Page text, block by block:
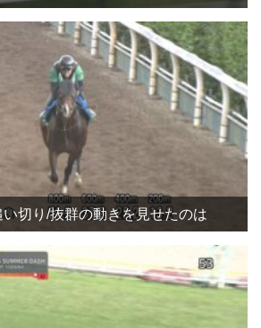
い切り/抜群の動きを見せたのは